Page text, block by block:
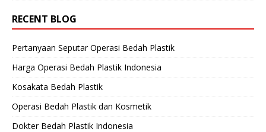
RECENT BLOG
Pertanyaan Seputar Operasi Bedah Plastik
Harga Operasi Bedah Plastik Indonesia
Kosakata Bedah Plastik
Operasi Bedah Plastik dan Kosmetik
Dokter Bedah Plastik Indonesia